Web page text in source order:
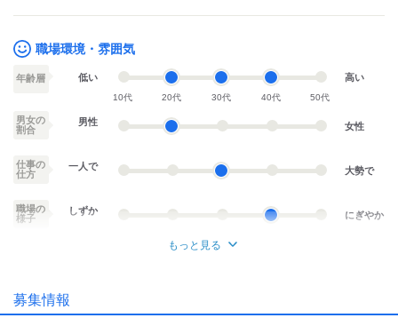
職場環境・雰囲気
年齢層 低い
10代 20代 30代 40代 50代
高い
男女の
割合
男性 女性
仕事の
仕方
一人で 大勢で
職場の
様子
しずか にぎやか
個性が生かせる
もっと見る
募集情報